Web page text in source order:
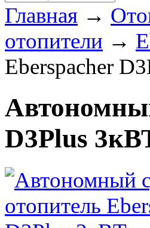
Главная →
отопители →
Eberspacher
D3Plus